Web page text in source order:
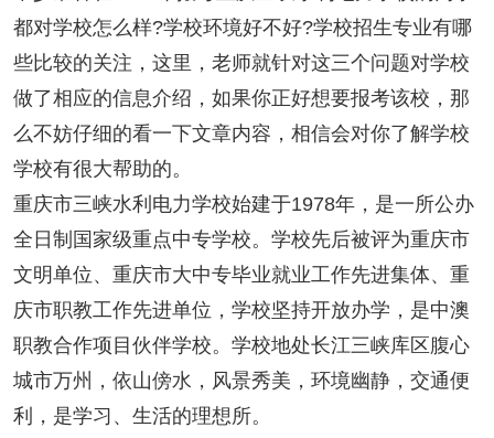
都对学校怎么样?学校环境好不好?学校招生专业有哪
些比较的关注，这里，老师就针对这三个问题对学校
做了相应的信息介绍，如果你正好想要报考该校，那
么不妨仔细的看一下文章内容，相信会对你了解学校
学校有很大帮助的。
重庆市三峡水利电力学校始建于1978年，是一所公办
全日制国家级重点中专学校。学校先后被评为重庆市
文明单位、重庆市大中专毕业就业工作先进集体、重
庆市职教工作先进单位，学校坚持开放办学，是中澳
职教合作项目伙伴学校。学校地处长江三峡库区腹心
城市万州，依山傍水，风景秀美，环境幽静，交通便
利，是学习、生活的理想所。